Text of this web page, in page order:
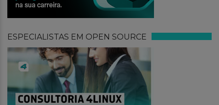
ESPECIALISTAS EM OPEN SOURCE